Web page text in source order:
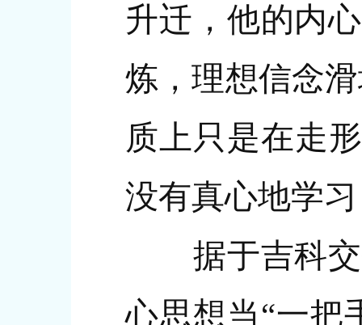
升迁，他的内
炼，理想信念
质上只是在走
没有真心地学
据于吉科交
心思想当“一把